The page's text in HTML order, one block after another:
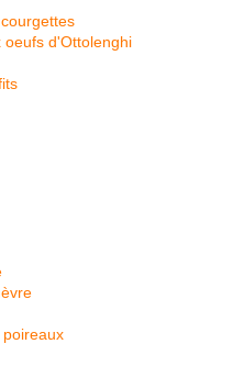
oeufs d'Ottolenghi